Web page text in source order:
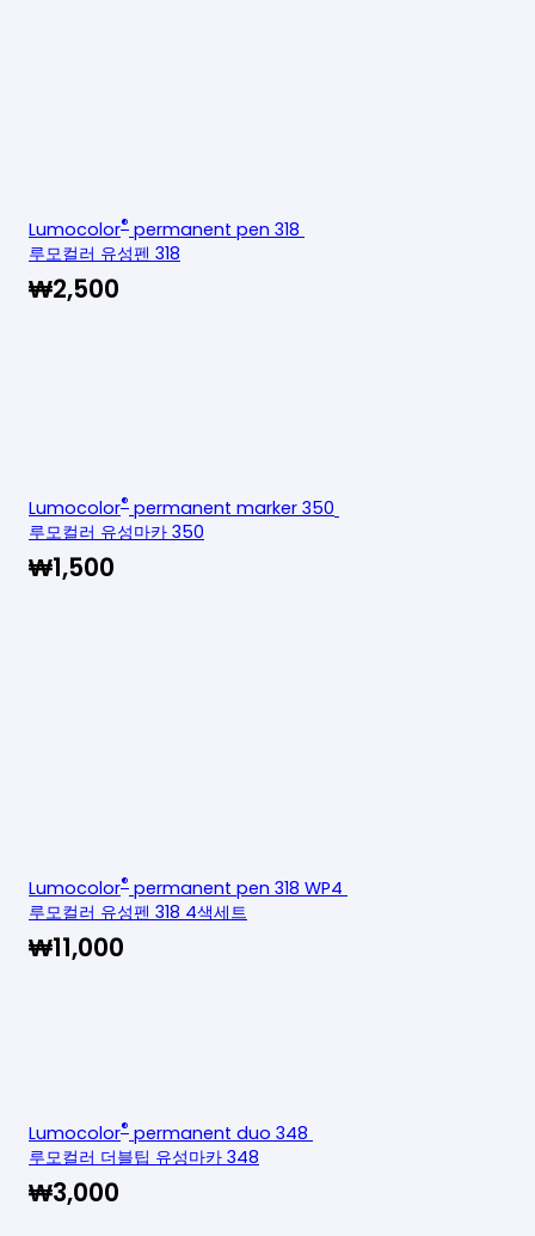
Lumocolor® permanent pen 318
루모컬러 유성펜 318
₩2,500
Lumocolor® permanent marker 350
루모컬러 유성마카 350
₩1,500
Lumocolor® permanent pen 318 WP4
루모컬러 유성펜 318 4색세트
₩11,000
Lumocolor® permanent duo 348
루모컬러 더블팁 유성마카 348
₩3,000